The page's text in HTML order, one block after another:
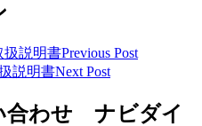
扱説明書Previous Post
説明書Next Post
合わせ ナビダイ